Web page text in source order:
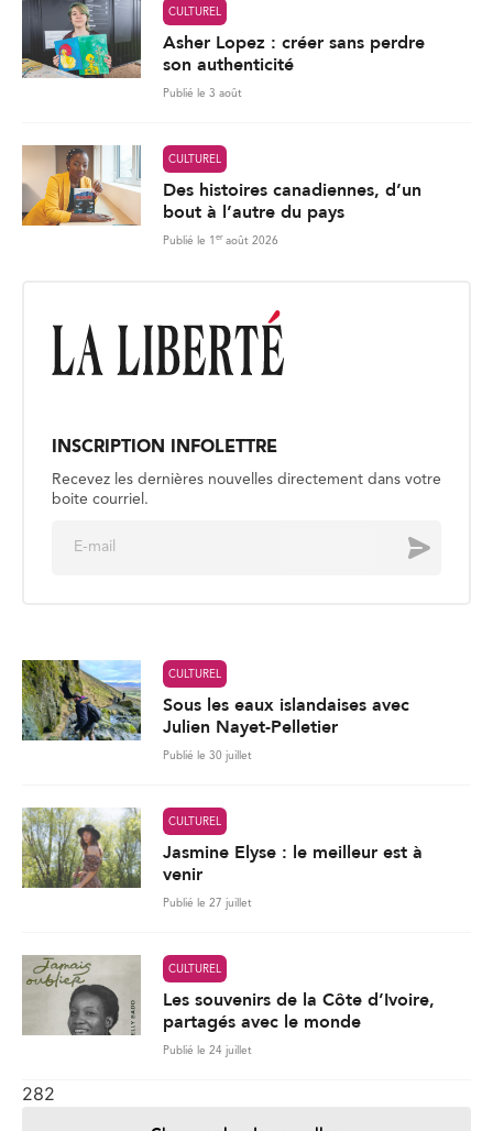
CULTUREL
Asher Lopez : créer sans perdre
son authenticité
Publié le 3 août
CULTUREL
Des histoires canadiennes, d’un
bout à l’autre du pays
Publié le 1 er août 2026
Recevez les dernières nouvelles directement dans votre
boite courriel.
E
Sous les eaux islandaises avec
Julien Nayet-Pelletier
Publié le 30 juillet
Jasmine Elyse : le meilleur est à
venir
Publié le 27 juillet
Les souvenirs de la Côte d’Ivoire,
partagés avec le monde
Publié le 24 juillet